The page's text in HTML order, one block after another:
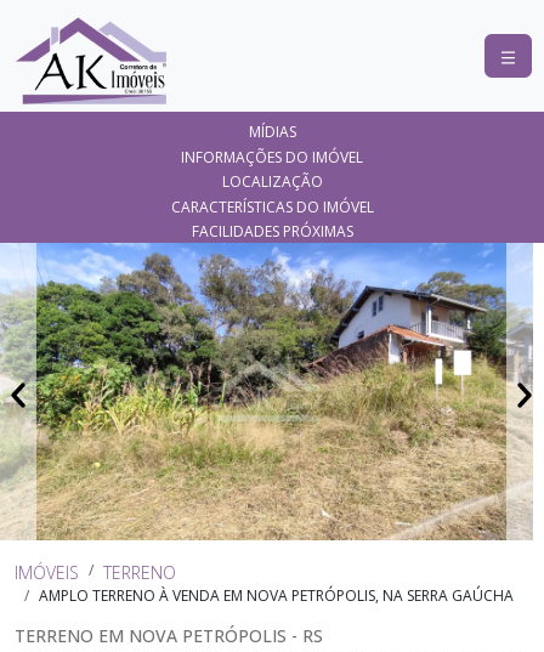
COMPRAR
LANÇAMENTOS
ANUNCIE
SEU
IMÓVEL
CONTATO
MÍDIAS
INFORMAÇÕES DO IMÓVEL
LOCALIZAÇÃO
CARACTERÍSTICAS DO IMÓVEL
FACILIDADES PRÓXIMAS
IMÓVEIS TERRENO
AMPLO TERRENO À VENDA EM NOVA PETRÓPOLIS, NA SERRA GAÚCHA
TERRENO EM NOVA PETRÓPOLIS - RS